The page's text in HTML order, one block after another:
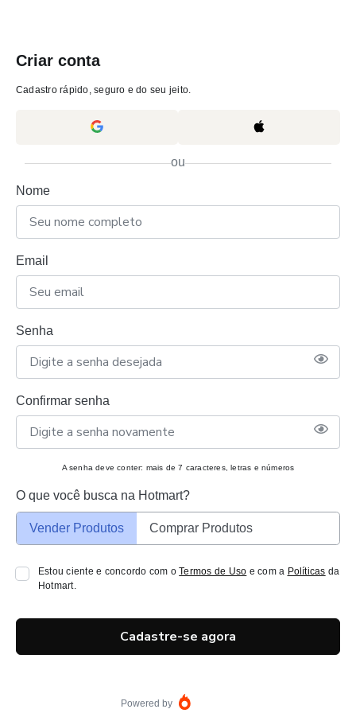
Criar conta
Cadastro rápido, seguro e do seu jeito.
ou
Nome
Email
Senha
Confirmar senha
A senha deve conter: mais de 7 caracteres, letras e números
O que você busca na Hotmart?
Vender Produtos Comprar Produtos
Estou ciente e concordo com oTermos de Uso e com a Políticas da
Hotmart.
Cadastre-se agora
Powered by